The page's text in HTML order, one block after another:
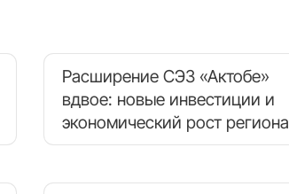
Расширение СЭЗ «Актобе»
вдвое: новые инвестиции и
экономический рост региона